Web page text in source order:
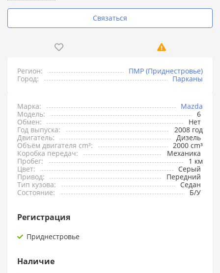
Связаться
Регион:
ПМР (Приднестровье)
Город:
Парканы
Марка:
Mazda
Модель:
6
Обмен:
Нет
Год выпуска:
2008 год
Двигатель:
Дизель
Объём двигателя cm³:
2000 cm³
Коробка передач:
Механика
Пробег:
1 км
Цвет:
Серый
Привод:
Передний
Тип кузова:
Седан
Состояние:
Б/У
Регистрация
Приднестровье
Наличие